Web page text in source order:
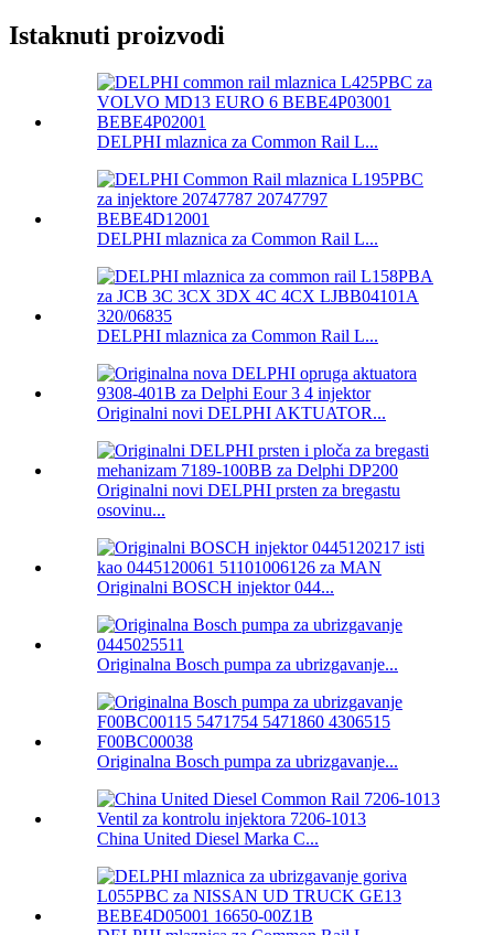
Istaknuti proizvodi
DELPHI mlaznica za Common Rail L...
DELPHI mlaznica za Common Rail L...
DELPHI mlaznica za Common Rail L...
Originalni novi DELPHI AKTUATOR...
Originalni novi DELPHI prsten za bregastu
osovinu...
Originalni BOSCH injektor 044...
Originalna Bosch pumpa za ubrizgavanje...
Originalna Bosch pumpa za ubrizgavanje...
China United Diesel Marka C...